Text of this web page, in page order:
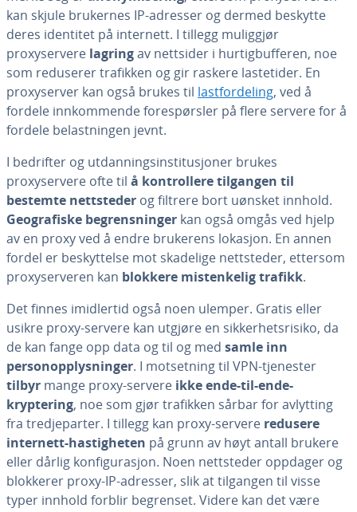
kan skjule brukernes IP-adresser og dermed beskytte
deres identitet på internett. I tillegg muliggjør
proxyservere lagringav nettsider i hurtigbufferen, noe
som reduserer trafikken og gir raskere lastetider. En
proxyserver kan også brukes til lastfordeling, ved å
fordele innkommende forespørsler på flere servere for å
fordele belastningen jevnt.
I bedrifter og utdanningsinstitusjoner brukes
proxyservere ofte til å kontrollere tilgangen til
bestemte nettsteder og filtrere bort uønsket innhold.
Geografiske begrensninger kan også omgås ved hjelp
av en proxy ved å endre brukerens lokasjon. En annen
fordel er beskyttelse mot skadelige nettsteder, ettersom
proxyserveren kan blokkere mistenkelig trafikk.
Det finnes imidlertid også noen ulemper. Gratis eller
usikre proxy-servere kan utgjøre en sikkerhetsrisiko, da
de kan fange opp data og til og med samle inn
personopplysninger. I motsetning til VPN-tjenester
tilbyr mange proxy-servere ikke ende-til-ende-
kryptering, noe som gjør trafikken sårbar for avlytting
fra tredjeparter. I tillegg kan proxy-servere redusere
internett-hastigheten på grunn av høyt antall brukere
eller dårlig konfigurasjon. Noen nettsteder oppdager og
blokkerer proxy-IP-adresser, slik at tilgangen til visse
typer innhold forblir begrenset. Videre kan det være